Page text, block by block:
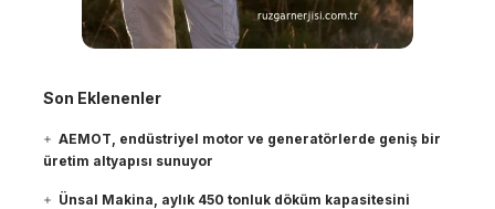
Son Eklenenler
AEMOT, endüstriyel motor ve generatörlerde geniş bir
üretim altyapısı sunuyor
Ünsal Makina, aylık 450 tonluk döküm kapasitesini